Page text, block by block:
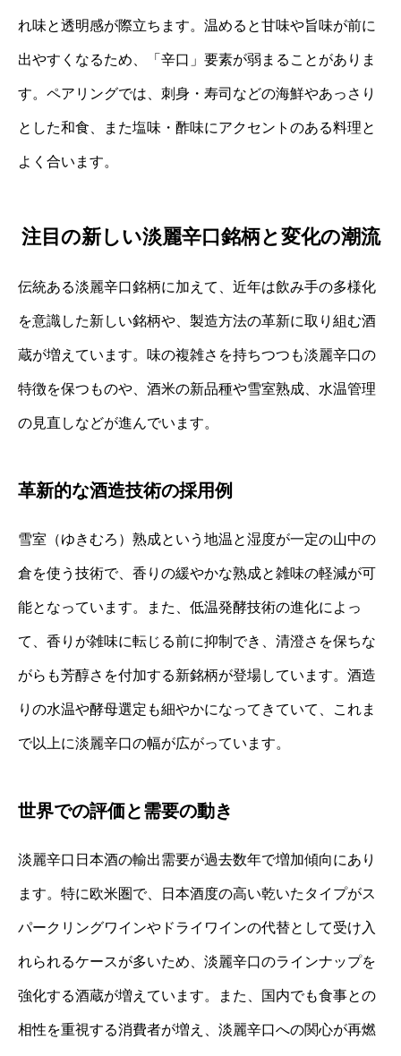
れ味と透明感が際立ちます。温めると甘味や旨味が前に
出やすくなるため、「辛口」要素が弱まることがありま
す。ペアリングでは、刺身・寿司などの海鮮やあっさり
とした和食、また塩味・酢味にアクセントのある料理と
よく合います。
注目の新しい淡麗辛口銘柄と変化の潮流
伝統ある淡麗辛口銘柄に加えて、近年は飲み手の多様化
を意識した新しい銘柄や、製造方法の革新に取り組む酒
蔵が増えています。味の複雑さを持ちつつも淡麗辛口の
特徴を保つものや、酒米の新品種や雪室熟成、水温管理
の見直しなどが進んでいます。
革新的な酒造技術の採用例
雪室（ゆきむろ）熟成という地温と湿度が一定の山中の
倉を使う技術で、香りの緩やかな熟成と雑味の軽減が可
能となっています。また、低温発酵技術の進化によっ
て、香りが雑味に転じる前に抑制でき、清澄さを保ちな
がらも芳醇さを付加する新銘柄が登場しています。酒造
りの水温や酵母選定も細やかになってきていて、これま
で以上に淡麗辛口の幅が広がっています。
世界での評価と需要の動き
淡麗辛口日本酒の輸出需要が過去数年で増加傾向にあり
ます。特に欧米圏で、日本酒度の高い乾いたタイプがス
パークリングワインやドライワインの代替として受け入
れられるケースが多いため、淡麗辛口のラインナップを
強化する酒蔵が増えています。また、国内でも食事との
相性を重視する消費者が増え、淡麗辛口への関心が再燃